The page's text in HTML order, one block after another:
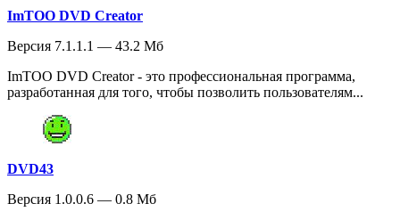
ImTOO DVD Creator
Версия 7.1.1.1 — 43.2 Мб
ImTOO DVD Creator - это профессиональная программа,
разработанная для того, чтобы позволить пользователям...
DVD43
Версия 1.0.0.6 — 0.8 Мб